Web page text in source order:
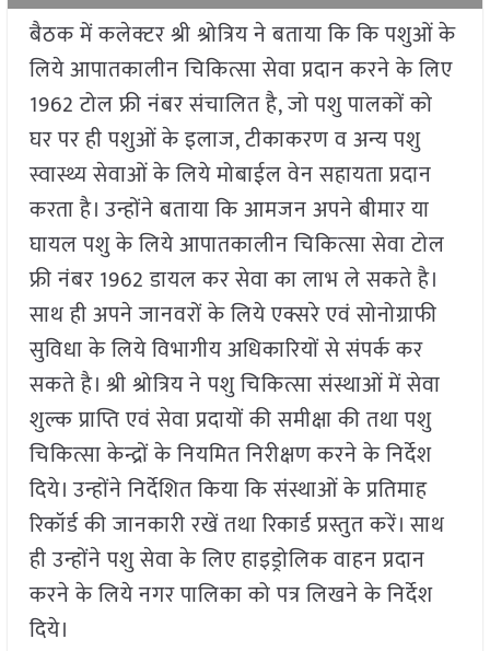
बैठक में कलेक्टर श्री श्रोत्रिय ने बताया कि कि पशुओं के
लिये आपातकालीन चिकित्सा सेवा प्रदान करने के लिए
1962 टोल फ्री नंबर संचालित है, जो पशु पालकों को
घर पर ही पशुओं के इलाज, टीकाकरण व अन्य पशु
स्वास्थ्य सेवाओं के लिये मोबाईल वेन सहायता प्रदान
करता है। उन्होंने बताया कि आमजन अपने बीमार या
घायल पशु के लिये आपातकालीन चिकित्सा सेवा टोल
फ्री नंबर 1962 डायल कर सेवा का लाभ ले सकते है।
साथ ही अपने जानवरों के लिये एक्सरे एवं सोनोग्राफी
सुविधा के लिये विभागीय अधिकारियों से संपर्क कर
सकते है। श्री श्रोत्रिय ने पशु चिकित्सा संस्थाओं में सेवा
शुल्क प्राप्ति एवं सेवा प्रदायों की समीक्षा की तथा पशु
चिकित्सा केन्द्रों के नियमित निरीक्षण करने के निर्देश
दिये। उन्होंने निर्देशित किया कि संस्थाओं के प्रतिमाह
रिकॉर्ड की जानकारी रखें तथा रिकार्ड प्रस्तुत करें। साथ
ही उन्होंने पशु सेवा के लिए हाइड्रोलिक वाहन प्रदान
करने के लिये नगर पालिका को पत्र लिखने के निर्देश
दिये।